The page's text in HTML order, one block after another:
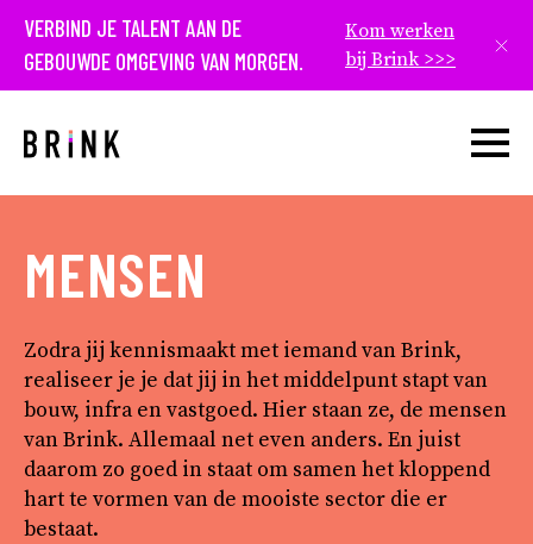
VERBIND JE TALENT AAN DE
GEBOUWDE OMGEVING VAN MORGEN.
Kom werken
bij Brink >>>
Open
MENSEN
Zodra jij kennismaakt met iemand van Brink,
realiseer je je dat jij in het middelpunt stapt van
bouw, infra en vastgoed. Hier staan ze, de mensen
van Brink. Allemaal net even anders. En juist
daarom zo goed in staat om samen het kloppend
hart te vormen van de mooiste sector die er
bestaat.